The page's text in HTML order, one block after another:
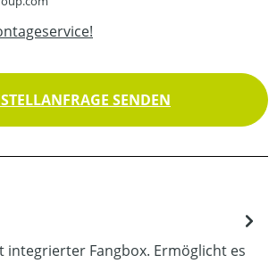
SENDEN
integrierter Fangbox. Ermöglicht es